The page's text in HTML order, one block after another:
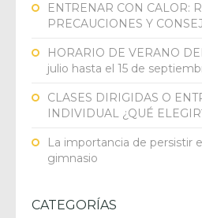
ENTRENAR CON CALOR:
PRECAUCIONES Y
HORARIO DE VERANO
julio hasta el 15 de
CLASES DIRIGIDAS O
INDIVIDUAL ¿QUÉ
La importancia de persistir
gimnasio
CATEGORÍAS